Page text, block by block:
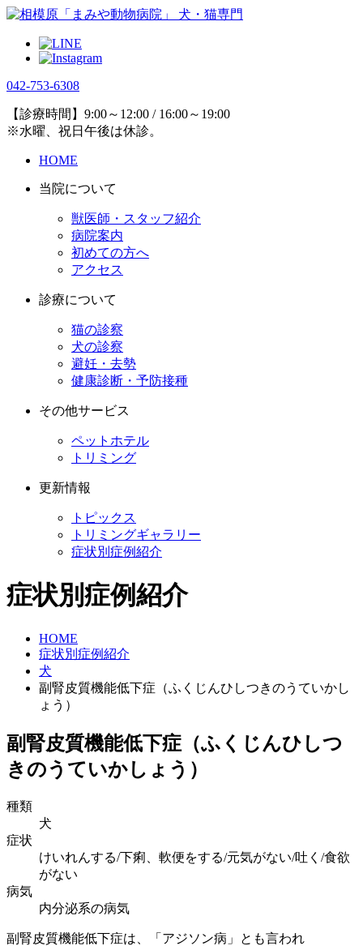
042-753-6308
【診療時間】9:00～12:00 / 16:00～19:00
※水曜、祝日午後は休診。
HOME
当院について
獣医師・スタッフ紹介
病院案内
初めての方へ
アクセス
診療について
猫の診察
犬の診察
避妊・去勢
健康診断・予防接種
その他サービス
ペットホテル
トリミング
更新情報
トピックス
トリミングギャラリー
症状別症例紹介
症状別症例紹介
HOME
症状別症例紹介
犬
副腎皮質機能低下症（ふくじんひしつきのうていかし
ょう）
副腎皮質機能低下症（ふくじんひしつ
きのうていかしょう）
種類
犬
症状
けいれんする/下痢、軟便をする/元気がない/吐く/食欲
がない
病気
内分泌系の病気
副腎皮質機能低下症は、「アジソン病」とも言われ